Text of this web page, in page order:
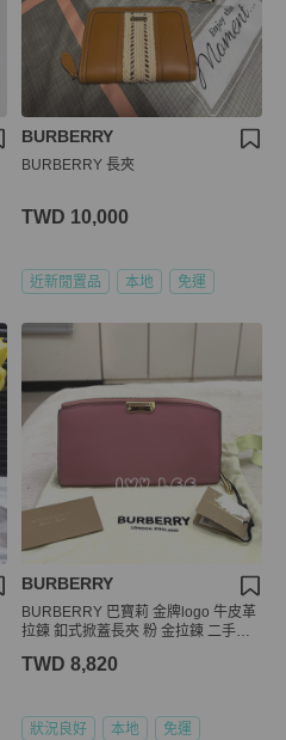
BURBERRY
BURBERRY 長夾
TWD 10,000
近新閒置品 本地 免運
BURBERRY
BURBERRY 巴寶莉 金牌logo 牛皮革
拉鍊 釦式掀蓋長夾 粉 金拉鍊 二手精
TWD 8,820
狀況良好 本地 免運